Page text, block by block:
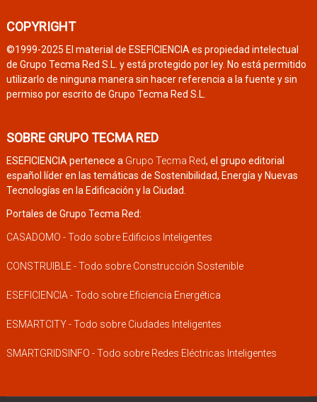
COPYRIGHT
©1999-2025 El material de ESEFICIENCIA es propiedad intelectual
de Grupo Tecma Red S.L. y está protegido por ley. No está permitido
utilizarlo de ninguna manera sin hacer referencia a la fuente y sin
permiso por escrito de Grupo Tecma Red S.L.
SOBRE GRUPO TECMA RED
ESEFICIENCIA pertenece a Grupo Tecma Red, el grupo editorial
español líder en las temáticas de Sostenibilidad, Energía y Nuevas
Tecnologías en la Edificación y la Ciudad.
Portales de Grupo Tecma Red:
CASADOMO - Todo sobre Edificios Inteligentes
CONSTRUIBLE - Todo sobre Construcción Sostenible
ESEFICIENCIA - Todo sobre Eficiencia Energética
ESMARTCITY - Todo sobre Ciudades Inteligentes
SMARTGRIDSINFO - Todo sobre Redes Eléctricas Inteligentes